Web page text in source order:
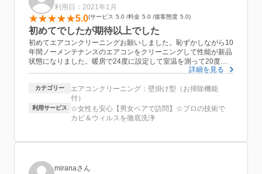
利用日：2021年1月
5.0 サービス 5.0 料金 5.0 接客態度 5.0
初めてでしたが期待以上でした
初めてエアコンクリーニングお願いしました。恥ずかしながら10
年間ノーメンテナンスのエアコンをクリーニングして性能が新品
状態になりました。暖房で24度に設定して室温を測って20度ま
でしか上がらなかったのが22度まで上がり快適です。また、室外
です。室外機からは細かい砂が大量に出てきてかなりスッキリし
詳細を見る
カテゴリー
エアコンクリーニング：壁掛け型（お掃除機能
付）
利用サービス
☆女性も安心【男女ペアで訪問】☆プロの技術で
カビ＆ウィルスを徹底洗浄
miranaさん